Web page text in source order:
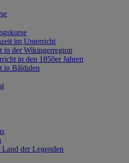
im Unterricht
in der Wikingerregion
in den 1850er Jahren
in Båldalen
der Legenden